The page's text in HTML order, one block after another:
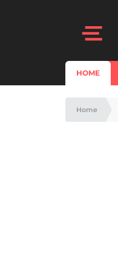
HOME
Home